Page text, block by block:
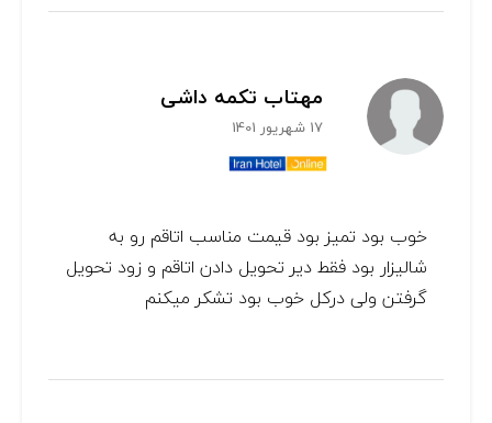
مهتاب تکمه داشی
17 شهریور 1401
خوب بود تمیز بود قیمت مناسب اتاقم رو به
شالیزار بود فقط دیر تحویل دادن اتاقم و زود تحویل
گرفتن ولی درکل خوب بود تشکر میکنم